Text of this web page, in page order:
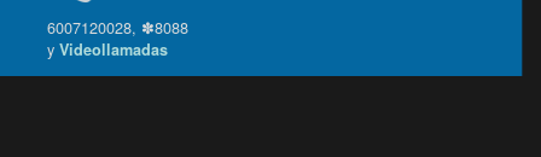
6007120028, ✽8088
yVideollamadas